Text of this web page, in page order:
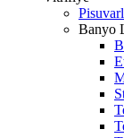
Banyo